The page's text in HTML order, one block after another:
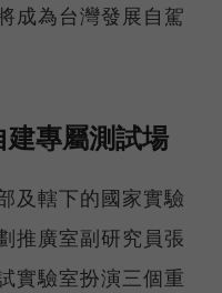
成為台灣發展自駕
專屬測試場
及轄下的國家實驗
推廣室副研究員張
實驗室扮演三個重